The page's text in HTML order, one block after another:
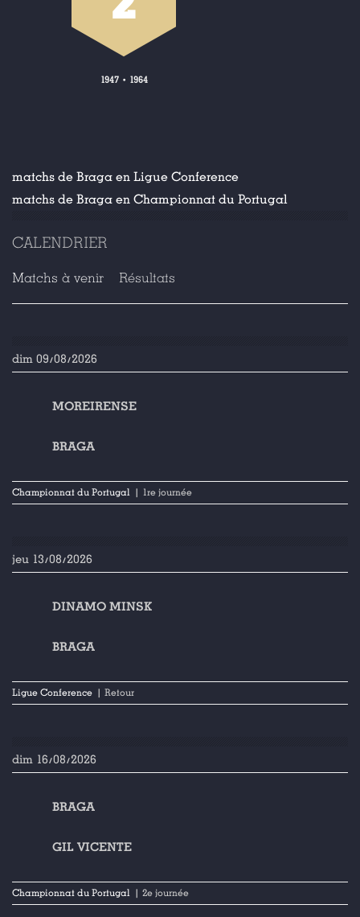
1947• 1964
matchs de Braga en Ligue Conference
matchs de Braga en Championnat du Portugal
CALENDRIER
Matchs à venir Résultats
dim 09/08/2026
MOREIRENSE
BRAGA
Championnat du Portugal | 1re journée
jeu 13/08/2026
DINAMO MINSK
BRAGA
Ligue Conference | Retour
dim 16/08/2026
BRAGA
GIL VICENTE
Championnat du Portugal | 2e journée